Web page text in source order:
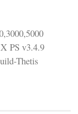
PS v3.4.9
Thetis